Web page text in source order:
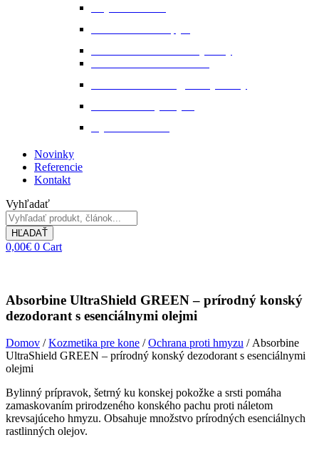
Novinky
Referencie
Kontakt
Vyhľadať
HĽADAŤ
0,00€ 0 Cart
Absorbine UltraShield GREEN – prírodný konský
dezodorant s esenciálnymi olejmi
Domov /Kozmetika pre kone /Ochrana proti hmyzu / Absorbine
UltraShield GREEN – prírodný konský dezodorant s esenciálnymi
olejmi
Bylinný prípravok, šetrný ku konskej pokožke a srsti pomáha
zamaskovaním prirodzeného konského pachu proti náletom
krevsajúceho hmyzu. Obsahuje množstvo prírodných esenciálnych
rastlinných olejov.